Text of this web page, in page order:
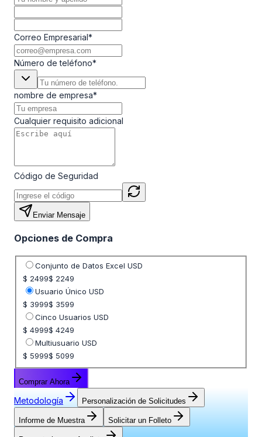
Correo Empresarial*
Número de teléfono*
nombre de empresa*
Cualquier requisito adicional
Código de Seguridad
Enviar Mensaje
Opciones de Compra
Seleccione opción de precio
Conjunto de Datos Excel USD
$ 2499$ 2249
Usuario Único USD
$ 3999$ 3599
Cinco Usuarios USD
$ 4999$ 4249
Multiusuario USD
$ 5999$ 5099
Comprar Ahora
Metodología Personalización de Solicitudes
Informe de Muestra Solicitar un Folleto